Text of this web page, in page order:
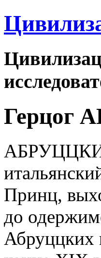
Герцог
Принц,
до
Абруццких